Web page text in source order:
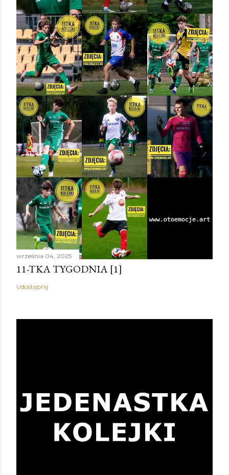
września 04, 2025
11-TKA TYGODNIA [1]
Udostępnij